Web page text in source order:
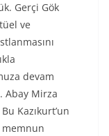
Gerçi Gök
ve
devam
Abay Mirza
Kazıkurt’un